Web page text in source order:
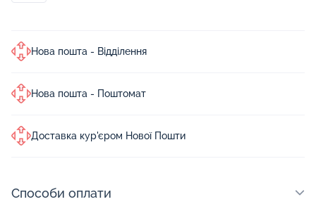
Нова пошта - Відділення
Нова пошта - Поштомат
Доставка кур'єром Нової Пошти
Способи оплати